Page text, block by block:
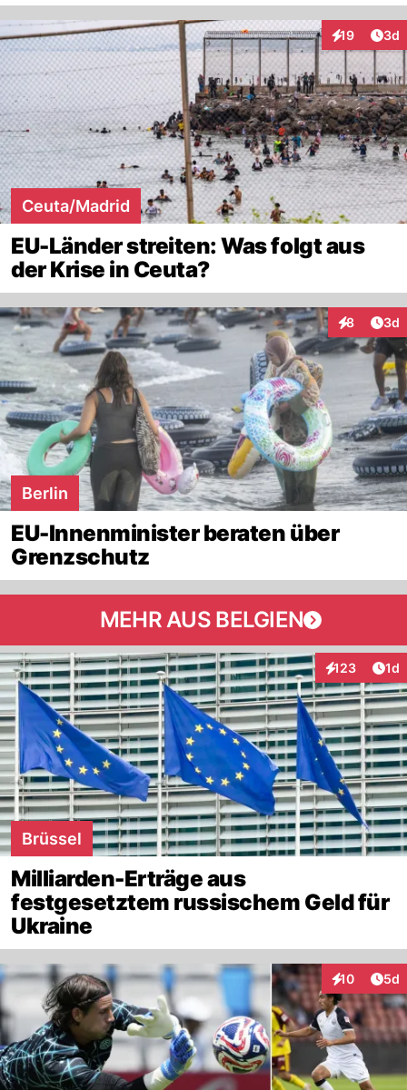
19
Interaktionen
3d
Ceuta/Madrid
EU-Länder streiten: Was folgt aus
der Krise in Ceuta?
8 3d
Berlin
EU-Innenminister beraten über
Grenzschutz
MEHR AUS BELGIEN
123
Interaktionen
1d
Brüssel
Milliarden-Erträge aus
festgesetztem russischem Geld für
Ukraine
10
Interaktionen
5d